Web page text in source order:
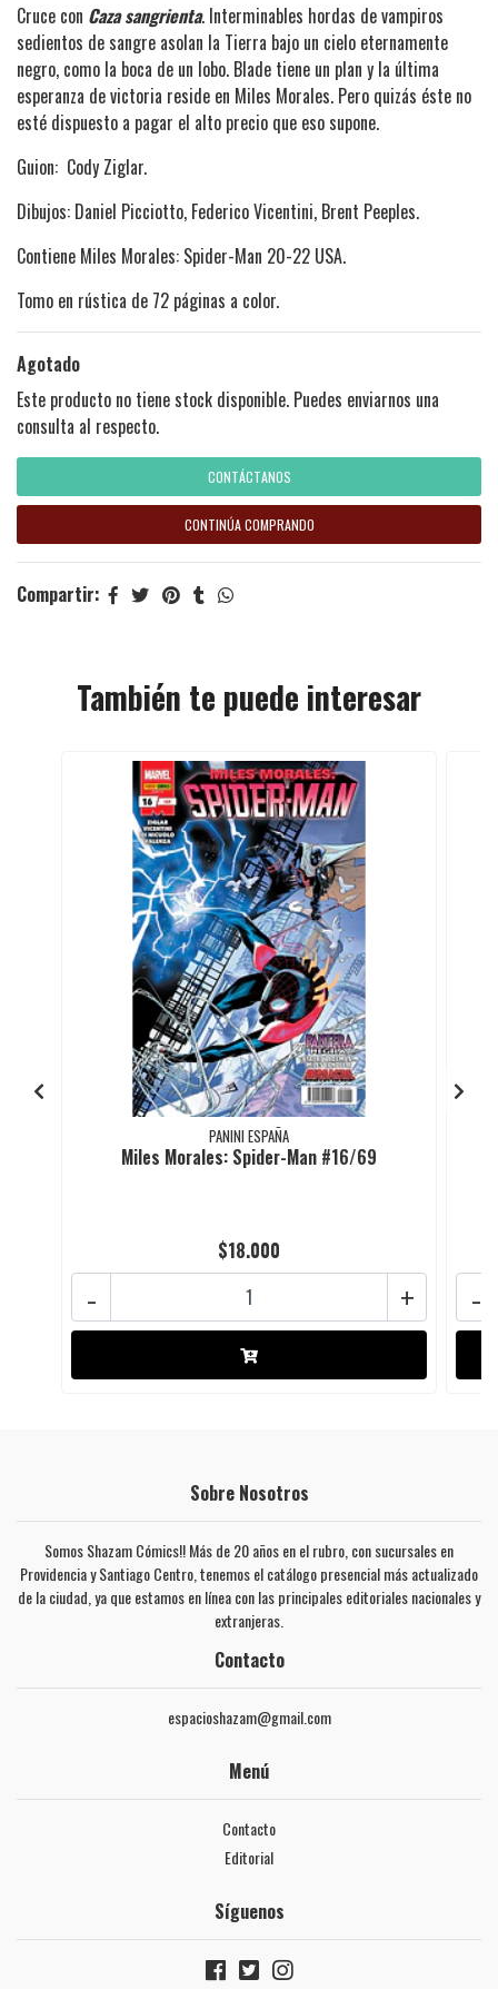
Cruce con Caza sangrienta. Interminables hordas de vampiros
sedientos de sangre asolan la Tierra bajo un cielo eternamente
negro, como la boca de un lobo. Blade tiene un plan y la última
esperanza de victoria reside en Miles Morales. Pero quizás éste no
esté dispuesto a pagar el alto precio que eso supone.
Guion: Cody Ziglar.
Dibujos: Daniel Picciotto, Federico Vicentini, Brent Peeples.
Contiene Miles Morales: Spider-Man 20-22 USA.
Tomo en rústica de 72 páginas a color.
Agotado
Este producto no tiene stock disponible. Puedes enviarnos una
consulta al respecto.
CONTÁCTANOS
CONTINÚA COMPRANDO
Compartir:
También te puede interesar
PANINI ESPAÑA
Miles Morales: Spider-Man #16/69
$18.000
+
- -
Sobre Nosotros
Somos Shazam Cómics!! Más de 20 años en el rubro, con sucursales en
Providencia y Santiago Centro, tenemos el catálogo presencial más actualizado
de la ciudad, ya que estamos en línea con las principales editoriales nacionales y
extranjeras.
Contacto
espacioshazam@gmail.com
Menú
Contacto
Editorial
Síguenos